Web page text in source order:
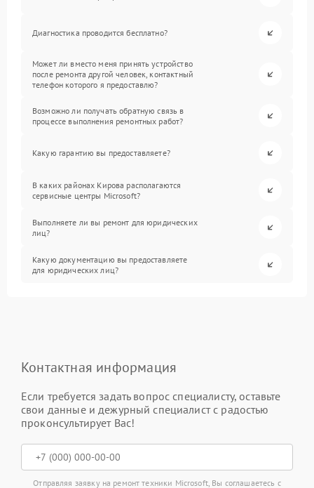
Диагностика проводится бесплатно?
Может ли вместо меня принять устройство
после ремонта другой человек, контактный
телефон которого я предоставлю?
Возможно ли получать обратную связь в
процессе выполнения ремонтных работ?
Какую гарантию вы предоставляете?
В каких районах Кирова располагаются
сервисные центры Microsoft?
Выполняете ли вы ремонт для юридических
лиц?
Какую документацию вы предоставляете
для юридических лиц?
Контактная информация
Если требуется задать вопрос специалисту, оставьте
свои данные и дежурный специалист с радостью
проконсультирует Вас!
Отправляя заявку на ремонт техники Microsoft, Вы соглашаетесь с